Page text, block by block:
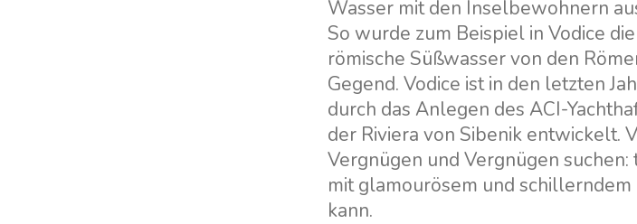
Wasser mit den Inselbewohnern
So wurde zum Beispiel in Vodice
römische Süßwasser von den
Gegend. Vodice ist in den letzten
durch das Anlegen des ACI-
der Riviera von Sibenik entwickelt.
Vergnügen und Vergnügen
mit glamourösem und
kann.